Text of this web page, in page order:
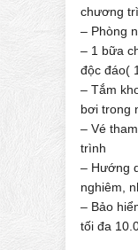
chương
– Phòng
– 1 bữa
độc đáo(
– Tắm
bơi trong
– Vé
trình
– Hướng
nghiêm,
– Bảo
tối đa